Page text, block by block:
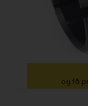
og få